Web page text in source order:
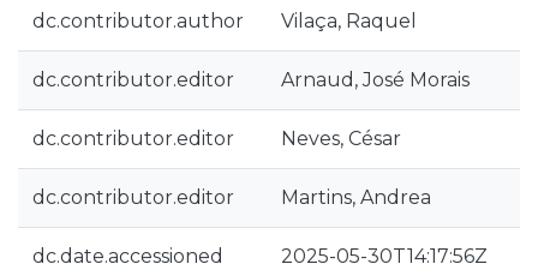
dc.contributor.author Vilaça, Raquel
dc.contributor.editor Arnaud, José Morais
dc.contributor.editor Neves, César
dc.contributor.editor Martins, Andrea
dc.date.accessioned 2025-05-30T14:17:56Z